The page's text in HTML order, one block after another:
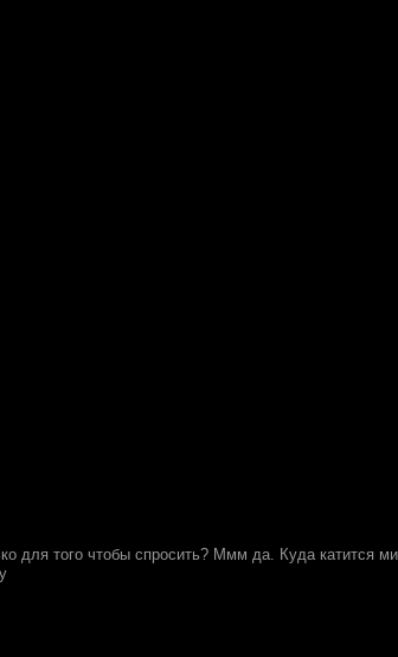
для того чтобы спросить? Ммм да. Куда